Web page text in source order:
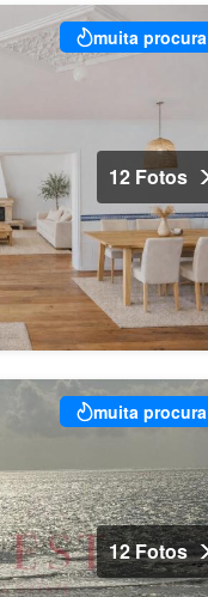
muita procura
12 Fotos
muita procura
12 Fotos